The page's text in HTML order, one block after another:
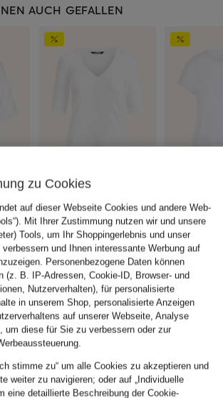
AUCH GEFALLEN
LAUREN RALPH
LAUREN
T-Shirt
CHF 70
Ursprünglich:CHF 85
darling
T-Shirt
CHF 20
Ursprünglich:
ENTDECKEN
zu Cookies
auf dieser Webseite Cookies und andere Web-
Mit Ihrer Zustimmung nutzen wir und unsere
Tools, um Ihr Shoppingerlebnis und unser
und Ihnen interessante Werbung auf
Personenbezogene Daten können
(z. B. IP-Adressen, Cookie-ID, Browser- und
Nutzerverhalten), für personalisierte
in unserem Shop, personalisierte Anzeigen
auf unserer Webseite, Analyse
um diese für Sie zu verbessern oder zur
stimme zu“ um alle Cookies zu akzeptieren und
weiter zu navigieren; oder auf „Individuelle
eine detaillierte Beschreibung der Cookie-